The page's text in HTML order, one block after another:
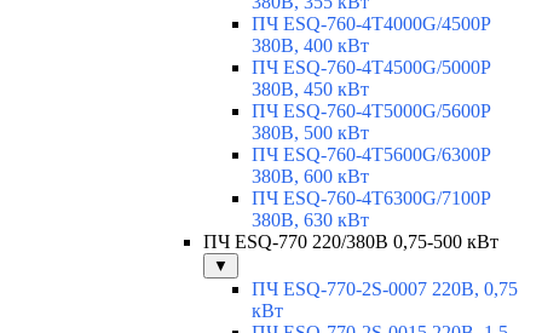
ПЧ ESQ-760-4T4000G/4500P
380В, 400 кВт
ПЧ ESQ-760-4T4500G/5000P
380В, 450 кВт
ПЧ ESQ-760-4T5000G/5600P
380В, 500 кВт
ПЧ ESQ-760-4T5600G/6300P
380В, 600 кВт
ПЧ ESQ-760-4T6300G/7100P
380В, 630 кВт
ПЧ ESQ-770 220/380В 0,75-500 кВт
▼
ПЧ ESQ-770-2S-0007 220В, 0,75
кВт